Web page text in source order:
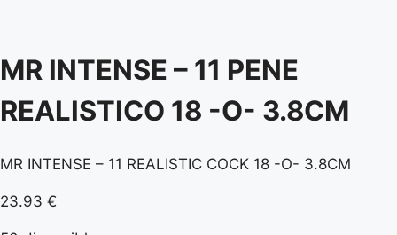
MR INTENSE – 11 PENE
REALISTICO 18 -O- 3.8CM
MR INTENSE – 11 REALISTIC COCK 18 -O- 3.8CM
23.93 €